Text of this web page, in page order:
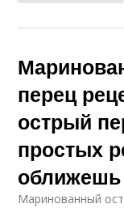
перец
острый
простых
оближешь
Маринованный